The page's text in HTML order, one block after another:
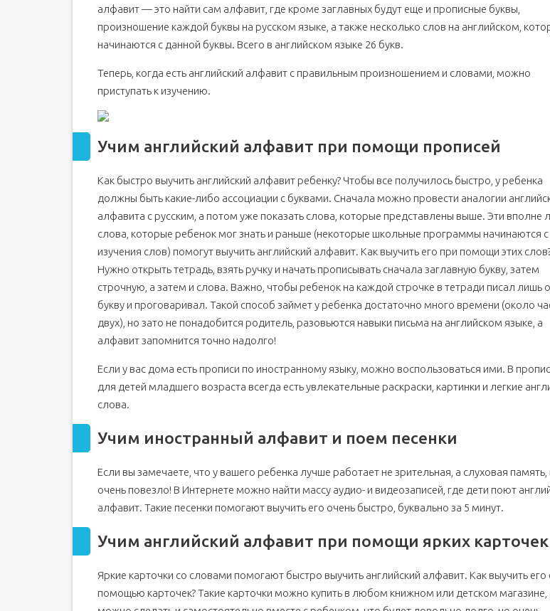
алфавит — это найти сам алфавит, где кроме заглавных будут еще и прописные буквы,
произношение каждой буквы на русском языке, а также несколько слов на английском,
начинаются с данной буквы. Всего в английском языке 26 букв.
Теперь, когда есть английский алфавит с правильным произношением и словами, можно
приступать к изучению.
Учим английский алфавит при помощи прописей
Как быстро выучить английский алфавит ребенку? Чтобы все получилось быстро, у ребенка
должны быть какие-либо ассоциации с буквами. Сначала можно провести аналогии
алфавита с русским, а потом уже показать слова, которые представлены выше. Эти вполне
слова, которые ребенок мог знать и раньше (некоторые школьные программы начинаются с
изучения слов) помогут выучить английский алфавит. Как выучить его при помощи этих
Нужно открыть тетрадь, взять ручку и начать прописывать сначала заглавную букву, затем
строчную, а затем и слова. Важно, чтобы ребенок на каждой строчке в тетради писал лишь
букву и проговаривал. Такой способ займет у ребенка достаточно много времени (около
двух), но зато не понадобится родитель, разовьются навыки письма на английском языке, а
алфавит запомнится точно надолго!
Если у вас дома есть прописи по иностранному языку, можно воспользоваться ими. В
для детей младшего возраста всегда есть увлекательные раскраски, картинки и легкие
слова.
Учим иностранный алфавит и поем песенки
Если вы замечаете, что у вашего ребенка лучше работает не зрительная, а слуховая
очень повезло! В Интернете можно найти массу аудио- и видеозаписей, где дети поют
алфавит. Такие песенки помогают выучить его очень быстро, буквально за 5 минут.
Учим английский алфавит при помощи ярких карточек
Яркие карточки со словами помогают быстро выучить английский алфавит. Как выучить его
помощью карточек? Такие карточки можно купить в любом книжном или детском магазине,